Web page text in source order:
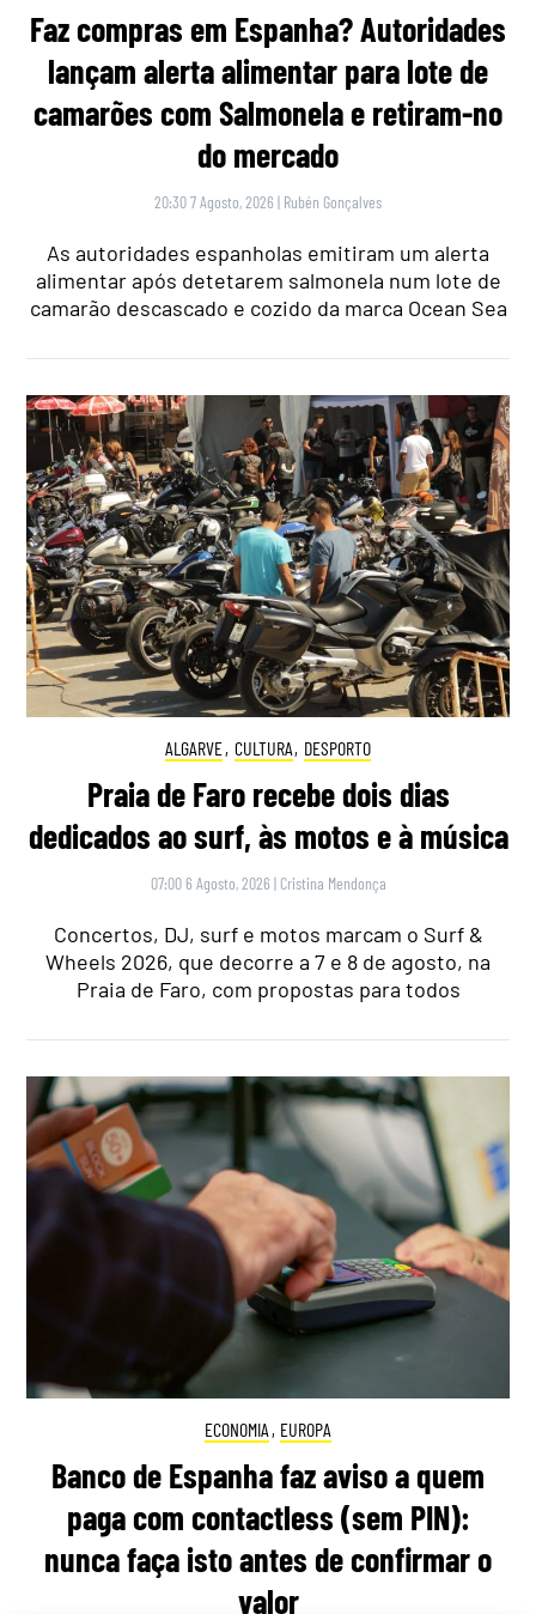
Faz compras em Espanha? Autoridades
lançam alerta alimentar para lote de
camarões com Salmonela e retiram-no
do mercado
20:30 7 Agosto, 2026 | Rubén Gonçalves
As autoridades espanholas emitiram um alerta
alimentar após detetarem salmonela num lote de
camarão descascado e cozido da marca Ocean Sea
ALGARVE, CULTURA, DESPORTO
Praia de Faro recebe dois dias
dedicados ao surf, às motos e à música
07:00 6 Agosto, 2026 | Cristina Mendonça
Concertos, DJ, surf e motos marcam o Surf &
Wheels 2026, que decorre a 7 e 8 de agosto, na
Praia de Faro, com propostas para todos
ECONOMIA , EUROPA
Banco de Espanha faz aviso a quem
paga com contactless (sem PIN):
nunca faça isto antes de confirmar o
valor